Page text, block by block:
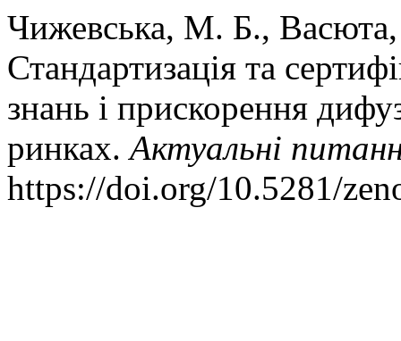
Чижевська, М. Б.,
Стандартизація та
знань і прискорення
ринках.Актуальні
https://doi.org/10.5281/